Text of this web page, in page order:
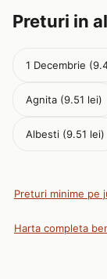
Preturi in
1 Decembrie
Agnita (9.51 lei)
Albesti (9.51 lei)
Preturi minime pe
Harta completa